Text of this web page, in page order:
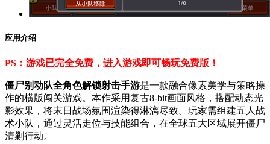
应用介绍
PS：游戏已完全免费，进入游戏即可畅玩免费版！
僵尸别动队全角色解锁射击手游是一款融合像素美学与策略操
作的横版闯关游戏。本作采用复古8-bit画面风格，搭配动态光
影效果，将末日战场氛围渲染得淋漓尽致。玩家需组建五人战
术小队，通过灵活走位与技能组合，在全球五大区域展开僵尸
清剿行动。